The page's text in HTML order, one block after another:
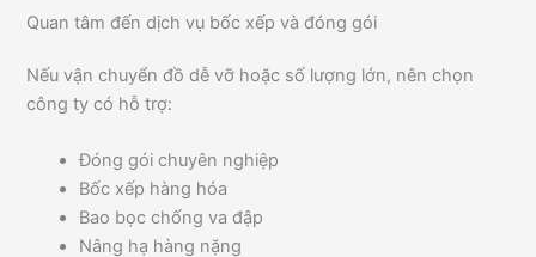
Quan tâm đến dịch vụ bốc xếp và đóng gói
Nếu vận chuyển đồ dễ vỡ hoặc số lượng lớn, nên chọn
công ty có hỗ trợ:
Đóng gói chuyên nghiệp
Bốc xếp hàng hóa
Bao bọc chống va đập
Nâng hạ hàng nặng